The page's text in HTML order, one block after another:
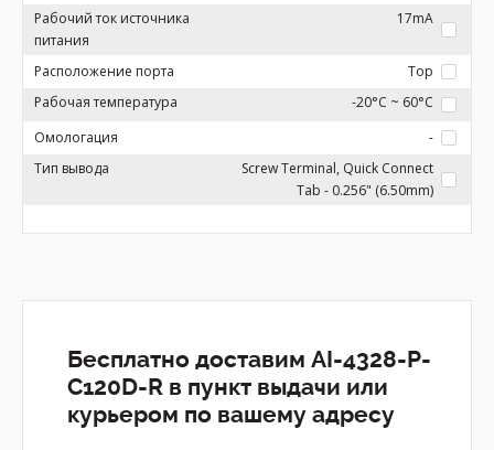
Рабочий ток источника
питания
17mA
Расположение порта
Top
Рабочая температура
-20°C ~ 60°C
Омологация
-
Тип вывода
Screw Terminal, Quick Connect
Tab - 0.256" (6.50mm)
Бесплатно доставим AI-4328-P-
C120D-R в пункт выдачи или
курьером по вашему адресу